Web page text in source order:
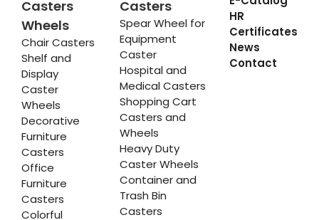
Casters
Wheels
Chair Casters
Shelf and
Display
Caster
Wheels
Decorative
Furniture
Casters
Office
Furniture
Casters
Colorful
Casters
Spear Wheel for
Equipment
Caster
Hospital and
Medical Casters
Shopping Cart
Casters and
Wheels
Heavy Duty
Caster Wheels
Container and
Trash Bin
Casters
HR
Certificates
News
Contact